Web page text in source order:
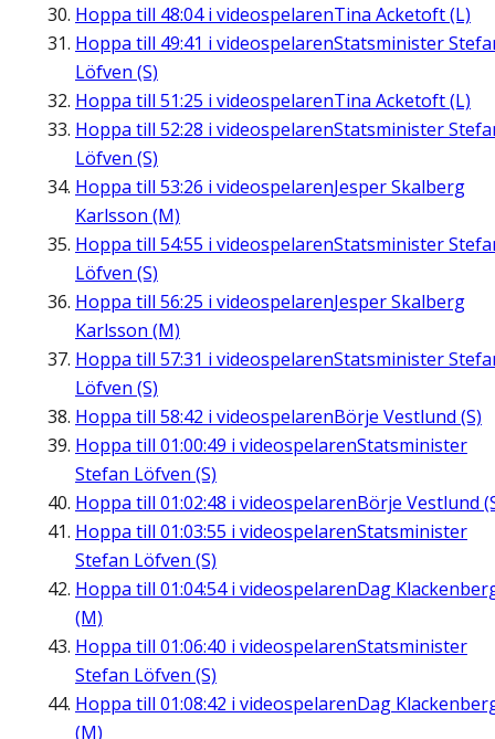
Hoppa till 48:04i videospelarenTina Acketoft (L)
Hoppa till 49:41 i videospelarenStatsminister
Löfven (S)
Hoppa till 51:25 i videospelarenTina Acketoft (L)
Hoppa till 52:28 i videospelarenStatsminister
Löfven (S)
Hoppa till 53:26 i videospelarenJesper Skalberg
Karlsson (M)
Hoppa till 54:55 i videospelarenStatsminister
Löfven (S)
Hoppa till 56:25 i videospelarenJesper Skalberg
Karlsson (M)
Hoppa till 57:31 i videospelarenStatsminister
Löfven (S)
Hoppa till 58:42 i videospelarenBörje Vestlund (S)
Hoppa till 01:00:49 i videospelarenStatsminister
Stefan Löfven (S)
Hoppa till 01:02:48 i videospelarenBörje Vestlund
Hoppa till 01:03:55 i videospelarenStatsminister
Stefan Löfven (S)
Hoppa till 01:04:54i videospelarenDag
(M)
Hoppa till 01:06:40 i videospelarenStatsminister
Stefan Löfven (S)
Hoppa till 01:08:42 i videospelarenDag
(M)